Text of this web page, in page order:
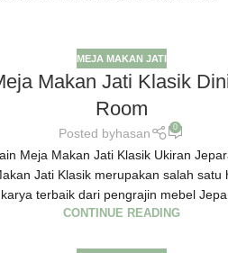
MEJA MAKAN JATI
Makan Jati Klasik
Room
Posted byhasan 0
Meja Makan Jati Klasik Ukiran
Jati Klasik merupakan salah satu
karya terbaik dari pengrajin mebel
CONTINUE READING